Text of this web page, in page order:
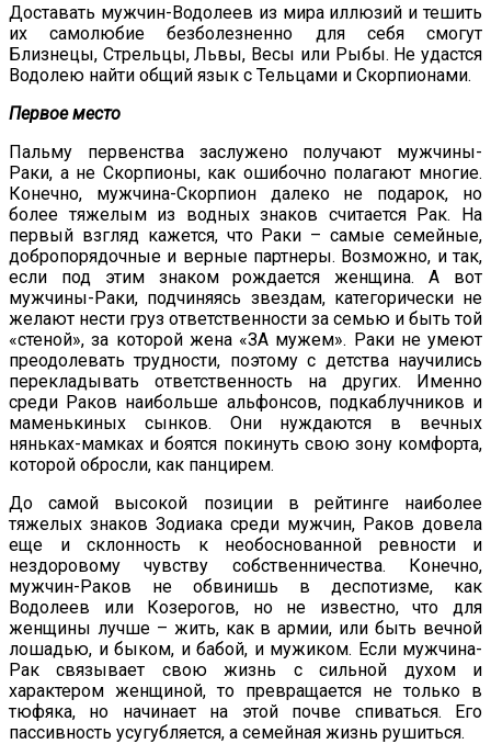
Доставать мужчин-Водолеев из мира иллюзий и тешить
их самолюбие безболезненно для себя смогут
Близнецы, Стрельцы, Львы, Весы или Рыбы. Не удастся
Водолею найти общий язык с Тельцами и Скорпионами.
Первое место
Пальму первенства заслужено получают мужчины-
Раки, а не Скорпионы, как ошибочно полагают многие.
Конечно, мужчина-Скорпион далеко не подарок, но
более тяжелым из водных знаков считается Рак. На
первый взгляд кажется, что Раки – самые семейные,
добропорядочные и верные партнеры. Возможно, и так,
если под этим знаком рождается женщина. А вот
мужчины-Раки, подчиняясь звездам, категорически не
желают нести груз ответственности за семью и быть той
«стеной», за которой жена «ЗА мужем». Раки не умеют
преодолевать трудности, поэтому с детства научились
перекладывать ответственность на других. Именно
среди Раков наибольше альфонсов, подкаблучников и
маменькиных сынков. Они нуждаются в вечных
няньках-мамках и боятся покинуть свою зону комфорта,
которой обросли, как панцирем.
До самой высокой позиции в рейтинге наиболее
тяжелых знаков Зодиака среди мужчин, Раков довела
еще и склонность к необоснованной ревности и
нездоровому чувству собственничества. Конечно,
мужчин-Раков не обвинишь в деспотизме, как
Водолеев или Козерогов, но не известно, что для
женщины лучше – жить, как в армии, или быть вечной
лошадью, и быком, и бабой, и мужиком. Если мужчина-
Рак связывает свою жизнь с сильной духом и
характером женщиной, то превращается не только в
тюфяка, но начинает на этой почве спиваться. Его
пассивность усугубляется, а семейная жизнь рушиться.